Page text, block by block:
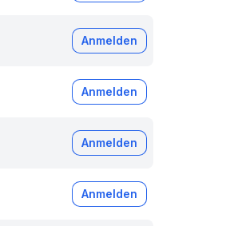
Anmelden
Anmelden
Anmelden
Anmelden